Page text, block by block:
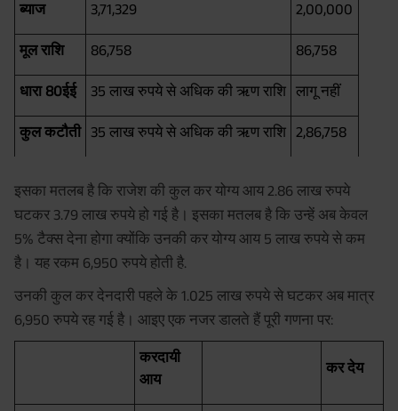
ब्याज 3,71,329 2,00,000
मूल राशि 86,758 86,758
धारा 80ईई 35 लाख रुपये से अधिक की ऋण राशि लागू नहीं
कुल कटौती 35 लाख रुपये से अधिक की ऋण राशि 2,86,758
इसका मतलब है कि राजेश की कुल कर योग्य आय 2.86 लाख रुपये
घटकर 3.79 लाख रुपये हो गई है। इसका मतलब है कि उन्हें अब केवल
5% टैक्स देना होगा क्योंकि उनकी कर योग्य आय 5 लाख रुपये से कम
है। यह रकम 6,950 रुपये होती है.
उनकी कुल कर देनदारी पहले के 1.025 लाख रुपये से घटकर अब मात्र
6,950 रुपये रह गई है। आइए एक नजर डालते हैं पूरी गणना पर:
करदायी
आय
कर देय